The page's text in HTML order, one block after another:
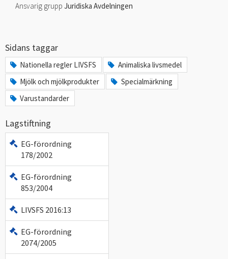
Ansvarig grupp Juridiska Avdelningen
Sidans taggar
Nationella regler LIVSFS
Animaliska livsmedel
Mjölk och mjölkprodukter
Specialmärkning
Varustandarder
Lagstiftning
EG-förordning
178/2002
EG-förordning
853/2004
LIVSFS 2016:13
EG-förordning
2074/2005